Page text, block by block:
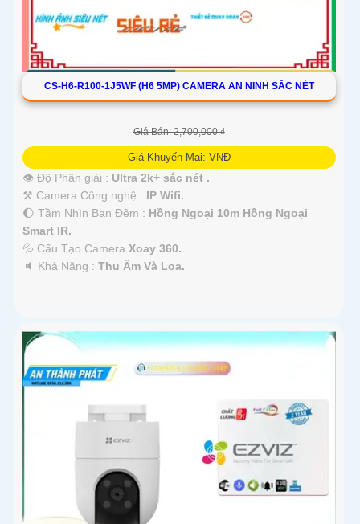
CS-H6-R100-1J5WF (H6 5MP) CAMERA AN NINH SẮC NÉT
Giá Bán: 2,700,000 ₫
Giá Khuyến Mại: VNĐ
👁 Độ Phân giải : Ultra 2k+ sắc nét .
⚒ Camera Công nghệ : IP Wifi.
🌔 Tầm Nhìn Ban Đêm : Hồng Ngoại 10m Hồng Ngoại
Smart IR.
💦 Cấu Tạo Camera Xoay 360.
️🔈 Khả Năng : Thu Âm Và Loa.